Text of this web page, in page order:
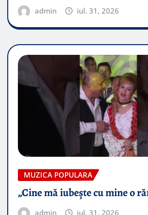
admin iul. 31, 2026
MUZICA POPULARA
„Cine mă iubește cu mine o
admin iul. 31, 2026